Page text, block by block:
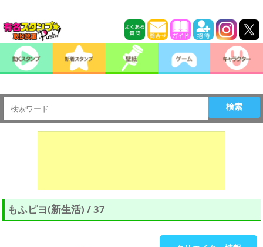
検索
もふピヨ(新生活) / 37